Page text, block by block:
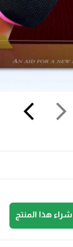
arrow_forward_ios
arrow_back_ios
شراء هذا المنتج